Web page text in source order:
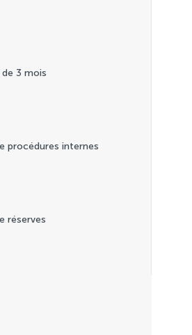
3 mois
procédures internes
réserves